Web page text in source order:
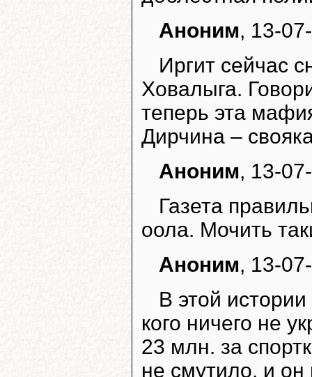
Аноним, 13-
Иргит сейчас
Ховалыга.
теперь эта
Дирчина –
Аноним, 13-
Газета
оола. Мочить
Аноним, 13-
В этой
кого ничего не
23 млн. за
не смутило, и